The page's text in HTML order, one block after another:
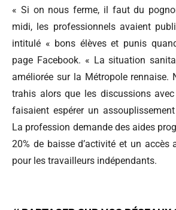
« Si on nous ferme, il faut du
midi, les professionnels avaient
intitulé « bons élèves et punis
page Facebook. « La situation
améliorée sur la Métropole rennaise.
trahis alors que les discussions
faisaient espérer un
La profession demande des aides
20% de baisse d’activité et un accès
pour les travailleurs indépendants.